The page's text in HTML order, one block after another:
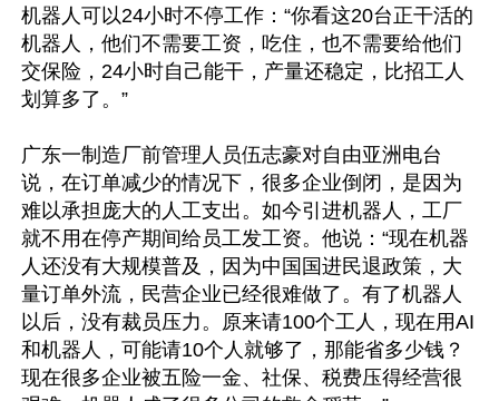
机器人可以24小时不停工作：“你看这20台正干活的
机器人，他们不需要工资，吃住，也不需要给他们
交保险，24小时自己能干，产量还稳定，比招工人
划算多了。”
广东一制造厂前管理人员伍志豪对自由亚洲电台
说，在订单减少的情况下，很多企业倒闭，是因为
难以承担庞大的人工支出。如今引进机器人，工厂
就不用在停产期间给员工发工资。他说：“现在机器
人还没有大规模普及，因为中国国进民退政策，大
量订单外流，民营企业已经很难做了。有了机器人
以后，没有裁员压力。原来请100个工人，现在用AI
和机器人，可能请10个人就够了，那能省多少钱？
现在很多企业被五险一金、社保、税费压得经营很